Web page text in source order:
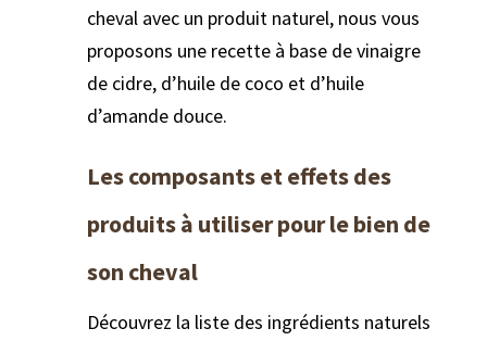
cheval avec un produit naturel, nous vous
proposons une recette à base de vinaigre
de cidre, d’huile de coco et d’huile
d’amande douce.
Les composants et effets des
produits à utiliser pour le bien de
son cheval
Découvrez la liste des ingrédients naturels